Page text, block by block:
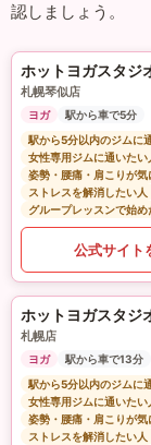
認しましょう。
ホットヨガスタジ
札幌琴似店
ヨガ
駅から車で5分
駅から5分以内のジムに
女性専用ジムに通いたい
姿勢・腰痛・肩こりが気
ストレスを解消したい人
グループレッスンで始め
公式サイト
ホットヨガスタジ
札幌店
ヨガ
駅から車で13分
駅から5分以内のジムに
女性専用ジムに通いたい
姿勢・腰痛・肩こりが気
ストレスを解消したい人